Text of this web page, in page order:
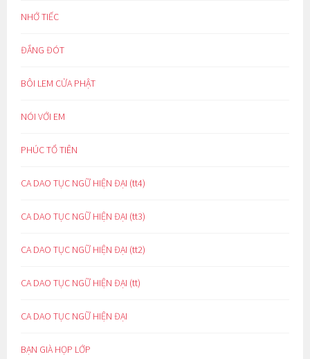
NHỚ TIẾC
ĐẮNG ĐÓT
BÔI LEM CỬA PHẬT
NÓI VỚI EM
PHÚC TỔ TIÊN
CA DAO TỤC NGỮ HIỆN ĐẠI (tt4)
CA DAO TỤC NGỮ HIỆN ĐẠI (tt3)
CA DAO TỤC NGỮ HIỆN ĐẠI (tt2)
CA DAO TỤC NGỮ HIỆN ĐẠI (tt)
CA DAO TỤC NGỮ HIỆN ĐẠI
BẠN GIÀ HỌP LỚP